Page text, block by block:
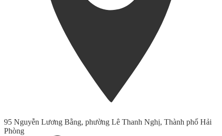
95 Nguyễn Lương Bằng, phường Lê Thanh Nghị, Thành phố Hải
Phòng